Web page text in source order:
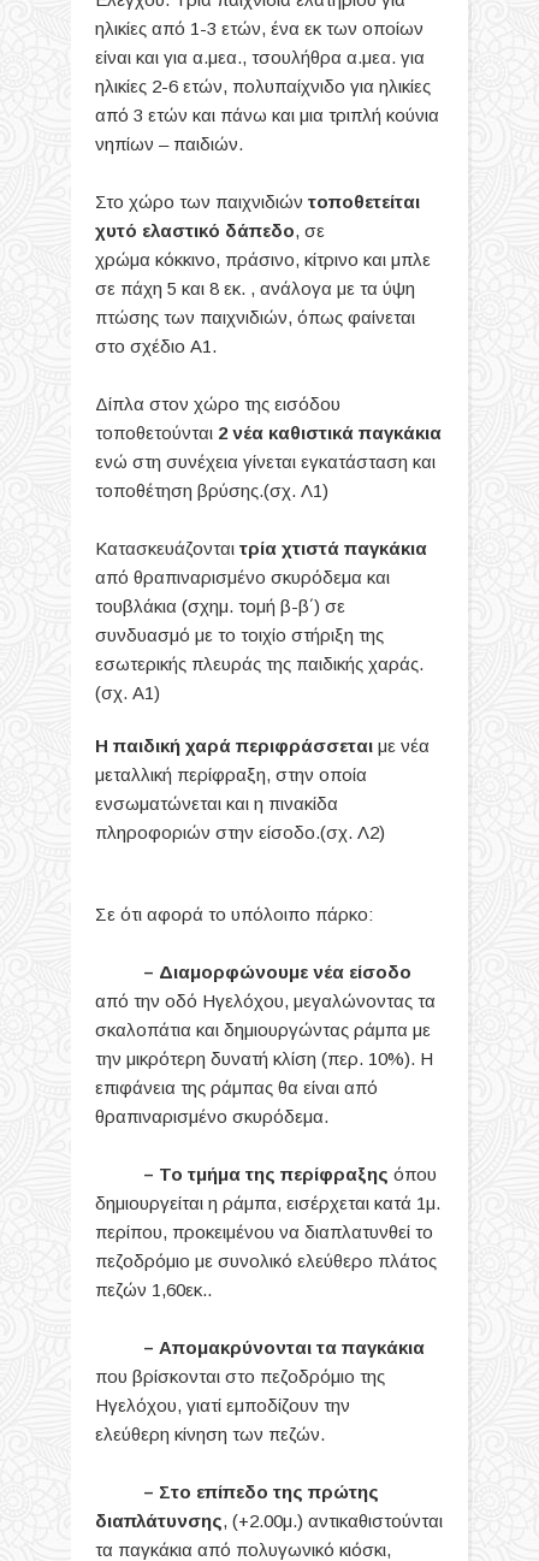
ηλικίες από 1-3 ετών, ένα εκ των οποίων
είναι και για α.μεα., τσουλήθρα α.μεα. για
ηλικίες 2-6 ετών, πολυπαίχνιδο για ηλικίες
από 3 ετών και πάνω και μια τριπλή κούνια
νηπίων – παιδιών.
Στο χώρο των παιχνιδιών τοποθετείται
χυτό ελαστικό δάπεδο, σε
χρώμα κόκκινο, πράσινο, κίτρινο και μπλε
σε πάχη 5 και 8 εκ. , ανάλογα με τα ύψη
πτώσης των παιχνιδιών, όπως φαίνεται
στο σχέδιο Α1.
Δίπλα στον χώρο της εισόδου
τοποθετούνται 2 νέα καθιστικά παγκάκια
ενώ στη συνέχεια γίνεται εγκατάσταση και
τοποθέτηση βρύσης.(σχ. Λ1)
Κατασκευάζονται τρία χτιστά παγκάκια
από θραπιναρισμένο σκυρόδεμα και
τουβλάκια (σχημ. τομή β-β΄) σε
συνδυασμό με το τοιχίο στήριξη της
εσωτερικής πλευράς της παιδικής χαράς.
(σχ. Α1)
Η παιδική χαρά περιφράσσεται με νέα
μεταλλική περίφραξη, στην οποία
ενσωματώνεται και η πινακίδα
πληροφοριών στην είσοδο.(σχ. Λ2)
Σε ότι αφορά το υπόλοιπο πάρκο:
– Διαμορφώνουμε νέα είσοδο
από την οδό Ηγελόχου, μεγαλώνοντας τα
σκαλοπάτια και δημιουργώντας ράμπα με
την μικρότερη δυνατή κλίση (περ. 10%). Η
επιφάνεια της ράμπας θα είναι από
θραπιναρισμένο σκυρόδεμα.
– Το τμήμα της περίφραξης όπου
δημιουργείται η ράμπα, εισέρχεται κατά 1μ.
περίπου, προκειμένου να διαπλατυνθεί το
πεζοδρόμιο με συνολικό ελεύθερο πλάτος
πεζών 1,60εκ..
– Απομακρύνονται τα παγκάκια
που βρίσκονται στο πεζοδρόμιο της
Ηγελόχου, γιατί εμποδίζουν την
ελεύθερη κίνηση των πεζών.
– Στο επίπεδο της πρώτης
διαπλάτυνσης, (+2.00μ.) αντικαθιστούνται
τα παγκάκια από πολυγωνικό κιόσκι,